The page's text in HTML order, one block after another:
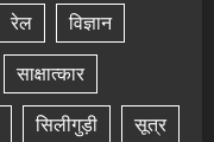
रेल
विज्ञान
साक्षात्कार
सिलीगुड़ी सूत्र